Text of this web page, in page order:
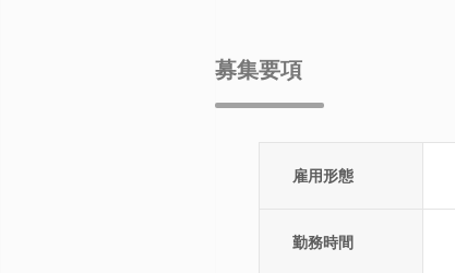
募集要項
雇用形態
勤務時間